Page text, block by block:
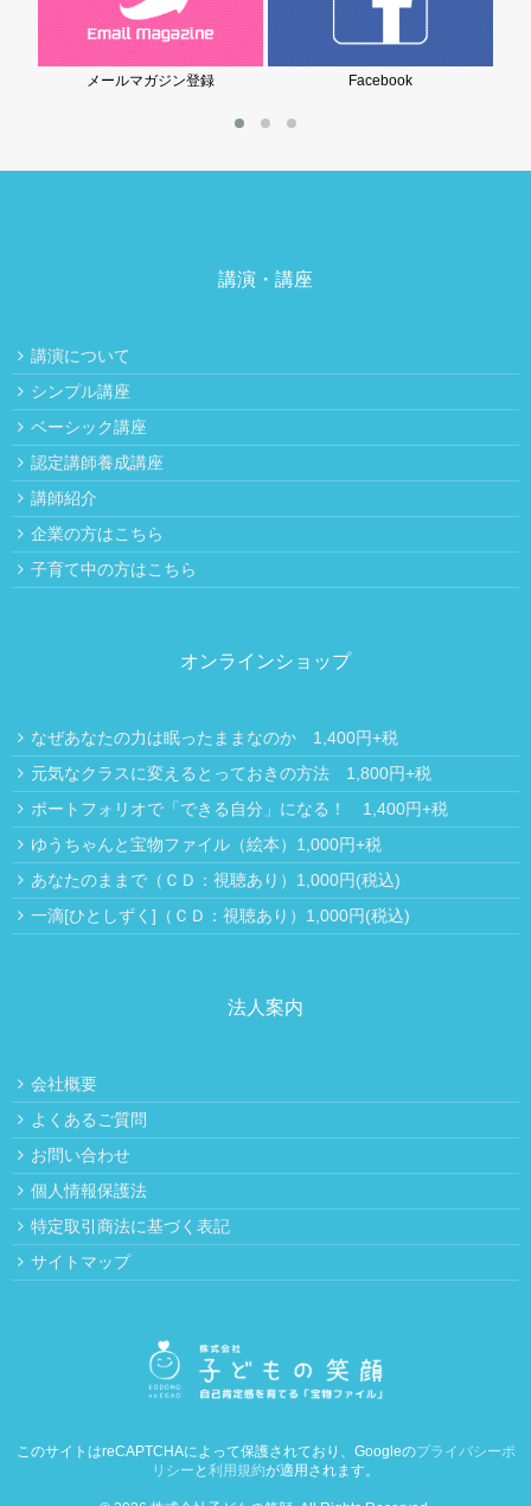
Facebook 岩堀美雪の子育てブログ
講演・講座
講演について
シンプル講座
ベーシック講座
認定講師養成講座
講師紹介
企業の方はこちら
子育て中の方はこちら
オンラインショップ
なぜあなたの力は眠ったままなのか 1,400円+税
元気なクラスに変えるとっておきの方法 1,800円+税
ポートフォリオで「できる自分」になる！ 1,400円+税
ゆうちゃんと宝物ファイル（絵本）1,000円+税
あなたのままで（ＣＤ：視聴あり）1,000円(税込)
一滴[ひとしずく]（ＣＤ：視聴あり）1,000円(税込)
法人案内
会社概要
よくあるご質問
お問い合わせ
個人情報保護法
特定取引商法に基づく表記
サイトマップ
このサイトはreCAPTCHAによって保護されており、Googleのプライバシーポ
リシー と 利用規約が適用されます。